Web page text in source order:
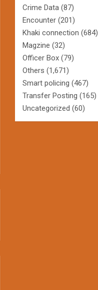
Crime Data (87)
Encounter (201)
Khaki connection (684)
Magzine (32)
Officer Box (79)
Others (1,671)
Smart policing (467)
Transfer Posting (165)
Uncategorized (60)